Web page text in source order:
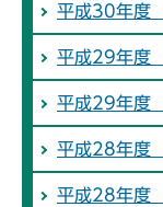
平成30年度
平成29年度
平成29年度
平成28年度
平成28年度